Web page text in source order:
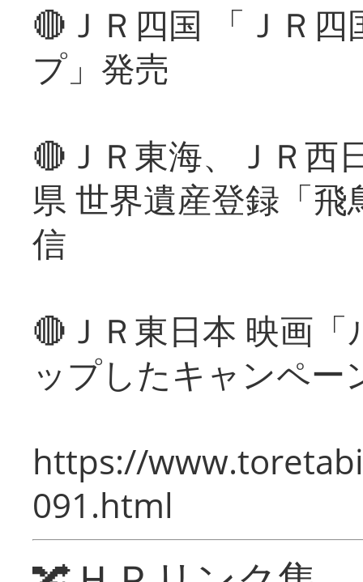
🔴ＪＲ四国 「ＪＲ
プ」発売
🔴ＪＲ東海、ＪＲ西
県 世界遺産登録「
信
🔴ＪＲ東日本 映画
ップしたキャンペー
https://
091.html